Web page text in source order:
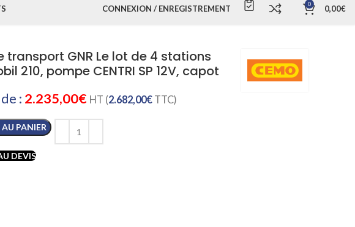
CONNEXION / ENREGISTREMENT 0 0,00€
transport GNR Le lot de 4 stations
210, pompe CENTRI SP 12V, capot
: 2.235,00€ HT (2.682,00€TTC)
PANIER
DEVIS